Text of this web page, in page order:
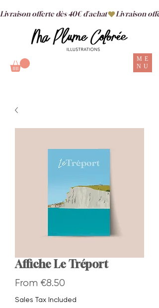
ME
NU
Livraison offerte dès 40€ d'achat
Affiche Le Tréport
From €8.50
Price
Sales Tax Included